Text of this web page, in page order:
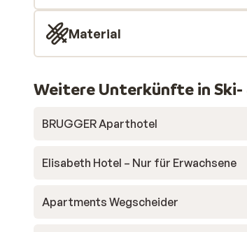
Material
Weitere Unterkünfte in
BRUGGER Aparthotel
Elisabeth Hotel – Nur für Erwachsene
Apartments Wegscheider